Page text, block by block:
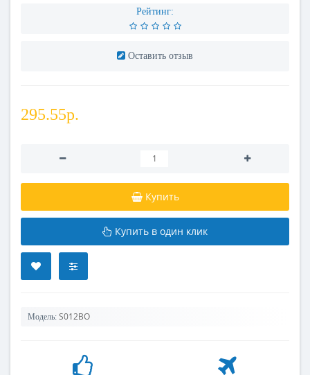
Рейтинг:
Оставить отзыв
295.55р.
Купить
Купить в один клик
Модель: S012BO